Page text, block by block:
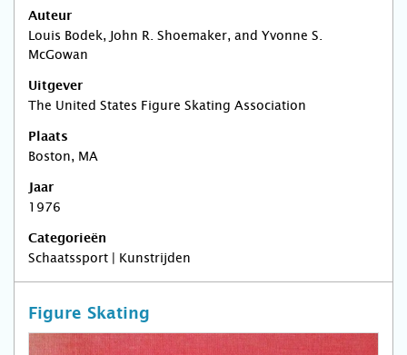
Auteur
Louis Bodek, John R. Shoemaker, and Yvonne S.
McGowan
Uitgever
The United States Figure Skating Association
Plaats
Boston, MA
Jaar
1976
Categorieën
Schaatssport | Kunstrijden
Figure Skating